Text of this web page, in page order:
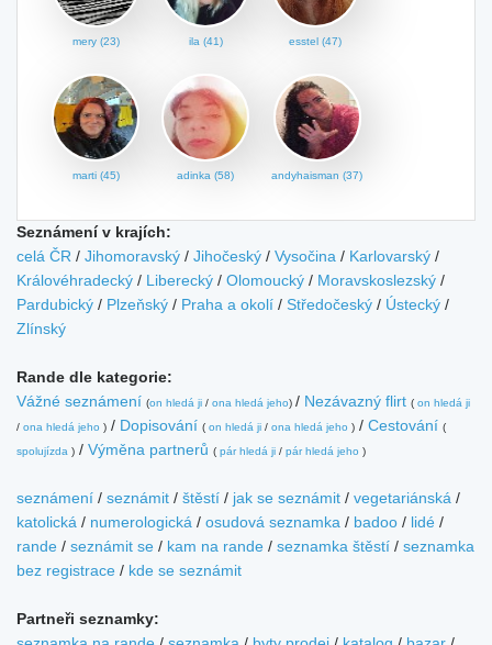
mery (23) ila (41) esstel (47)
marti (45) adinka (58) andyhaisman (37)
Seznámení v krajích:
celá ČR / Jihomoravský / Jihočeský / Vysočina / Karlovarský /
Královéhradecký / Liberecký / Olomoucký / Moravskoslezský /
Pardubický / Plzeňský / Praha a okolí / Středočeský / Ústecký /
Zlínský
Rande dle kategorie:
Vážné seznámení (on hledá ji / ona hledá jeho) / Nezávazný flirt ( on hledá ji
/ ona hledá jeho ) / Dopisování ( on hledá ji / ona hledá jeho ) / Cestování (
spolujízda ) / Výměna partnerů ( pár hledá ji / pár hledá jeho )
seznámení / seznámit / štěstí / jak se seznámit / vegetariánská /
katolická / numerologická / osudová seznamka / badoo / lidé /
rande / seznámit se / kam na rande / seznamka štěstí / seznamka
bez registrace / kde se seznámit
Partneři seznamky: